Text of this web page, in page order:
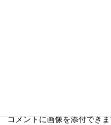
コメントに画像を添付でき